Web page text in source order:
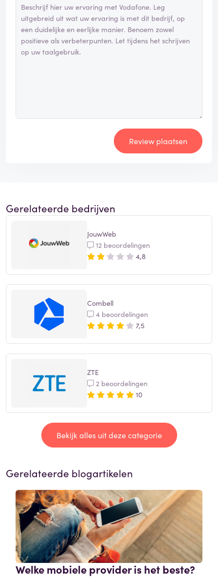
Review plaatsen
Gerelateerde bedrijven
JouwWeb
12 beoordelingen
4,8
Combell
4 beoordelingen
7,5
ZTE
2 beoordelingen
10
Bekijk alles uit deze categorie
Gerelateerde blogartikelen
Welke mobiele provider is het beste?